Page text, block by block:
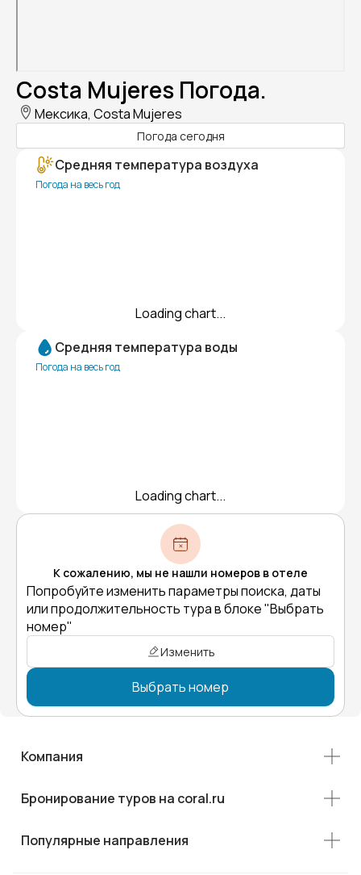
Costa Mujeres Погода.
Мексика, Costa Mujeres
Погода сегодня
Средняя температура воздуха
Погода на весь год
Loading chart...
Средняя температура воды
Погода на весь год
Loading chart...
К сожалению, мы не нашли номеров в отеле
Попробуйте изменить параметры поиска, даты
или продолжительность тура в блоке "Выбрать
номер"
Изменить
Выбрать номер
Компания
Бронирование туров на coral.ru
Популярные направления